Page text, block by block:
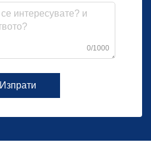
0/1000
Изпрати